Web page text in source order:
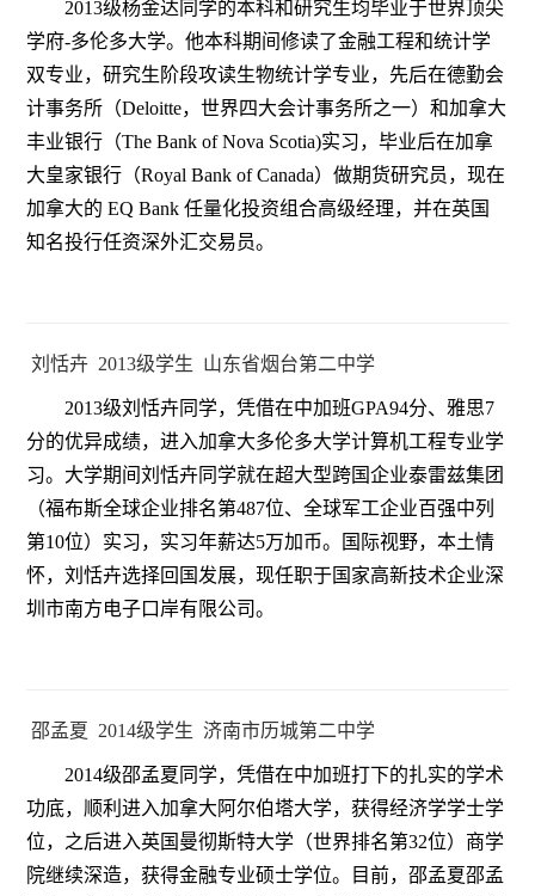
2013级杨金达同学的本科和研究生均毕业于世界顶尖
学府-多伦多大学。他本科期间修读了金融工程和统计学
双专业，研究生阶段攻读生物统计学专业，先后在德勤会
计事务所（Deloitte，世界四大会计事务所之一）和加拿大
丰业银行（The Bank of Nova Scotia)实习，毕业后在加拿
大皇家银行（Royal Bank of Canada）做期货研究员，现在
加拿大的 EQ Bank 任量化投资组合高级经理，并在英国
知名投行任资深外汇交易员。
刘恬卉 2013级学生 山东省烟台第二中学
2013级刘恬卉同学，凭借在中加班GPA94分、雅思7
分的优异成绩，进入加拿大多伦多大学计算机工程专业学
习。大学期间刘恬卉同学就在超大型跨国企业泰雷兹集团
（福布斯全球企业排名第487位、全球军工企业百强中列
第10位）实习，实习年薪达5万加币。国际视野，本土情
怀，刘恬卉选择回国发展，现任职于国家高新技术企业深
圳市南方电子口岸有限公司。
邵孟夏 2014级学生 济南市历城第二中学
2014级邵孟夏同学，凭借在中加班打下的扎实的学术
功底，顺利进入加拿大阿尔伯塔大学，获得经济学学士学
位，之后进入英国曼彻斯特大学（世界排名第32位）商学
院继续深造，获得金融专业硕士学位。目前，邵孟夏邵孟